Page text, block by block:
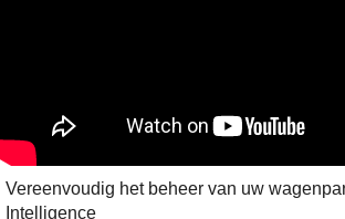
Vereenvoudig het beheer van uw
Intelligence